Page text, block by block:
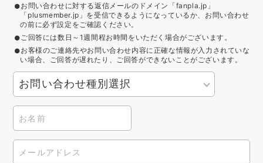
お問い合わせに対する返信メールのドメイン「fanpla.jp」
「plusmember.jp」を受信できるようになっているか、お問い合わせ
の前に必ず設定をご確認ください。
ご回答には数日～1週間程お時間をいただく場合がございます。
お客様のご連絡先やお問い合わせ内容に正確な情報が入力されていな
い場合、ご回答が遅れたり、ご回答ができないことがございます。